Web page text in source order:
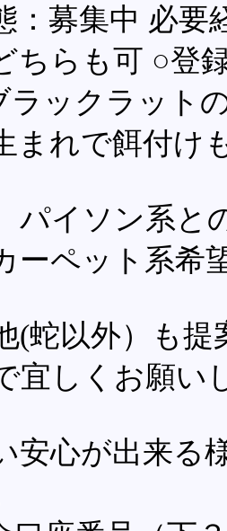
募集中 必要
ちらも可 ○登
ックラット
まれで餌付け
パイソン系と
ーペット系希
(蛇以外）も
宜しくお願い
安心が出来る